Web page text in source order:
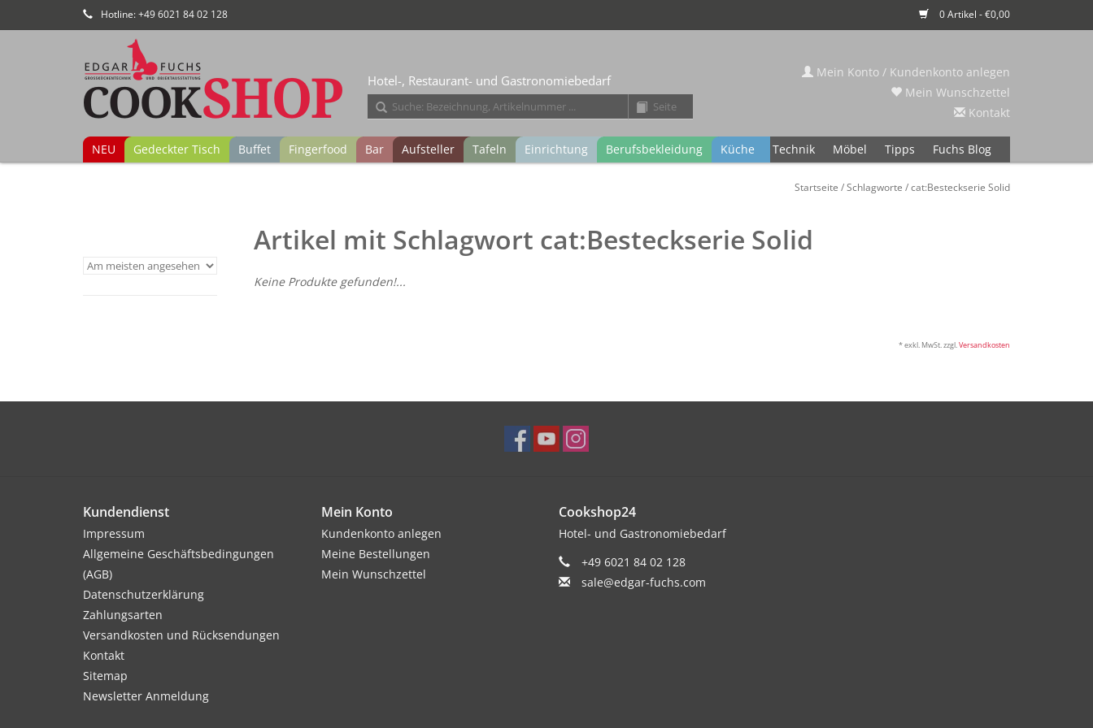
Hotline: +49 6021 84 02 128 0 Artikel - €0,00
Hotel-, Restaurant- und Gastronomiebedarf
NEU Gedeckter Tisch Buffet Fingerfood Bar Aufsteller Tafeln Einrichtung Berufsbekleidung Küche Technik Möbel Tipps Fuchs Blog
Mein Konto / Kundenkonto anlegen
Mein Wunschzettel
Kontakt
Startseite /Schlagworte /cat:Besteckserie Solid
Artikel mit Schlagwort cat:Besteckserie Solid
Keine Produkte gefunden!...
* exkl. MwSt. zzgl.Versandkosten
Kundendienst
Impressum
Allgemeine Geschäftsbedingungen
(AGB)
Datenschutzerklärung
Zahlungsarten
Versandkosten und Rücksendungen
Kontakt
Sitemap
Newsletter Anmeldung
Mein Konto
Kundenkonto anlegen
Meine Bestellungen
Mein Wunschzettel
Cookshop24
Hotel- und Gastronomiebedarf
+49 6021 84 02 128
sale@edgar-fuchs.com